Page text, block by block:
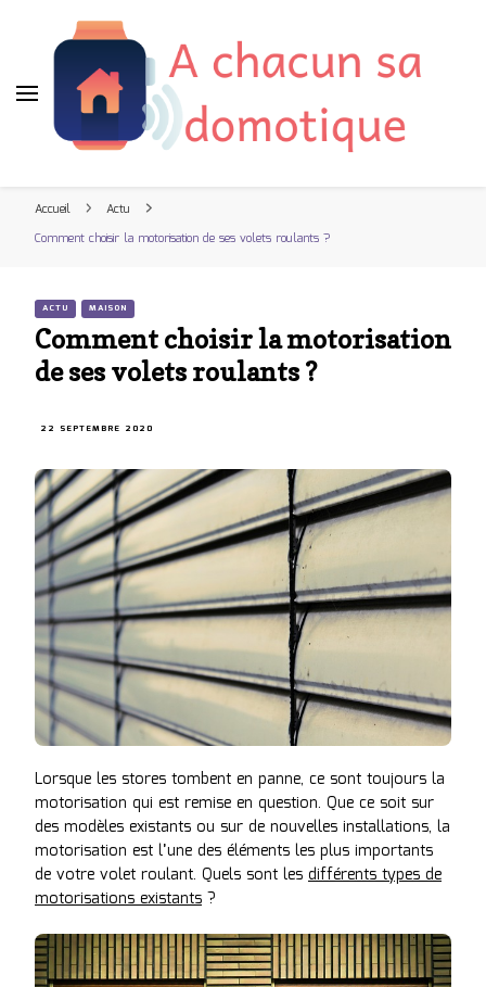
Accueil
Actu
Comment choisir la motorisation de ses volets roulants ?
ACTU MAISON
Comment choisir la motorisation
de ses volets roulants ?
22 SEPTEMBRE 2020
Lorsque les stores tombent en panne, ce sont toujours la
motorisation qui est remise en question. Que ce soit sur
des modèles existants ou sur de nouvelles installations, la
motorisation est l’une des éléments les plus importants
de votre volet roulant. Quels sont les différents types de
motorisations existants ?